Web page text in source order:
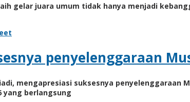
gelar juara umum tidak hanya menjadi
penyelenggaraan
mengapresiasi suksesnya penyelenggaraan
yang berlangsung